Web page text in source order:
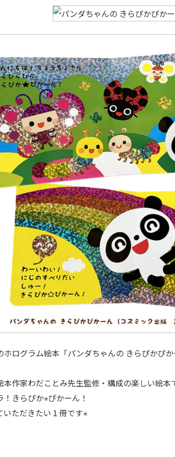
ホログラム絵本「パンダちゃんの きらぴかぴ
作家わだことみ先生監修・構成の楽しい絵本
きらぴか⭐︎ぴかーん！
ただきたい１冊です⭐︎